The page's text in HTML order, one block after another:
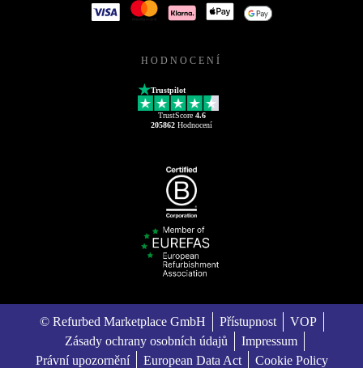
HODNOCENÍ
Trustpilot
TrustScore 4.6
205862 Hodnocení
© Refurbed Marketplace GmbH Přístupnost
VOP
Zásady ochrany osobních údajů
Impressum
Právní upozornění
European Data Act Cookie Policy